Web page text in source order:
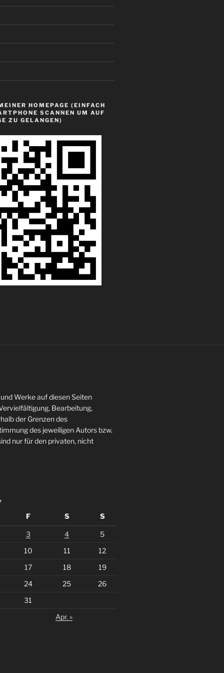
HOMEPAGE (EINFACH
SCANNEN UM AUF
ZU GELANGEN)
Werke auf diesen Seiten
Bearbeitung,
der Grenzen des
des jeweiligen Autors bzw.
nur für den privaten, nicht
F
S S
3 4
5
10
11
12
17
18
19
24
25
26
31
Apr. »